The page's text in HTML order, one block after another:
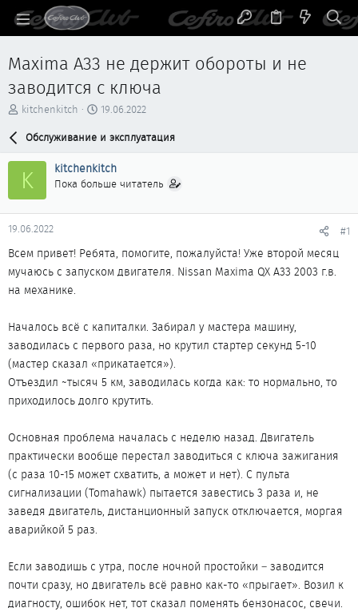
Maxima A33 не держит обороты и не
заводится с ключа
А
р
т
м
ы
kitchenkitch
Д
т
н
а
а
19.06.2022
Обслуживание и эксплуатация
K kitchenkitch
Пока больше читатель
19.06.2022 #1
Всем привет! Ребята, помогите, пожалуйста! Уже второй месяц
мучаюсь с запуском двигателя. Nissan Maxima QX A33 2003 г.в.
на механике.
Началось всё с капиталки. Забирал у мастера машину,
заводилась с первого раза, но крутил стартер секунд 5-10
(мастер сказал «прикатается»).
Отъездил ~тысяч 5 км, заводилась когда как: то нормально, то
приходилось долго крутить.
Основная проблема началась с неделю назад. Двигатель
практически вообще перестал заводиться с ключа зажигания
(с раза 10-15 может схватить, а может и нет). С пульта
сигнализации (Tomahawk) пытается завестись 3 раза и, не
заведя двигатель, дистанционный запуск отключается, моргая
аварийкой 5 раз.
Если заводишь с утра, после ночной простойки – заводится
почти сразу, но двигатель всё равно как-то «прыгает». Возил к
диагносту, ошибок нет, тот сказал поменять бензонасос, свечи.